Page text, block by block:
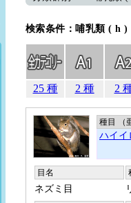
検索条件：哺乳類 ( h )
25 種 2 種 2
種目 （
ハイイ
目名
ネズミ目